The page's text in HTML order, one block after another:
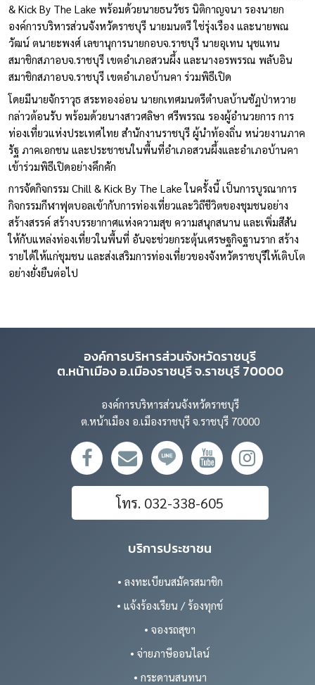
& Kick By The Lake พร้อมด้วยนายธนวัชร นิติกาญจนา รองนายก
องค์การบริหารส่วนจังหวัดราชบุรี นายมนตรี ใช่รุ่งเรือง และนายพณ
วัฒน์ ตนายะพงศ์ เลขานุการนายกอบจ.ราชบุรี นายอุเทน นุชแทน
สมาชิกสภาอบจ.ราชบุรี เขตอำเภอสวนผึ้ง และนางอรพรรณ พลับอิน
สมาชิกสภาอบจ.ราชบุรี เขตอำเภอบ้านคา ร่วมพิธีเปิด
โดยมีนายจักราวุธ สระทองอ่อน นายกเทศมนตรีตำบลบ้านชัฏป่าหวาย
กล่าวต้อนรับ พร้อมด้วยนางสาวศลิษา ศรีพรรณ รองผู้อำนวยการ การ
ท่องเที่ยวแห่งประเทศไทย สำนักงานราชบุรี ผู้นำท้องถิ่น หน่วยงานภาค
รัฐ ภาคเอกชน และประชาชนในพื้นที่อำเภอสวนผึ้งและอำเภอบ้านคา
เข้าร่วมพิธีเปิดอย่างคึกคัก
การจัดกิจกรรม Chill & Kick By The Lake ในครั้งนี้ เป็นการบูรณาการ
กิจกรรมกีฬาฟุตบอลเข้ากับการท่องเที่ยวและวิถีชีวิตของชุมชนอย่าง
สร้างสรรค์ สร้างบรรยากาศแห่งความสุข ความสนุกสนาน และเพิ่มสีสัน
ให้กับแหล่งท่องเที่ยวในพื้นที่ อันจะช่วยกระตุ้นเศรษฐกิจฐานราก สร้าง
รายได้ให้แก่ชุมชน และส่งเสริมการท่องเที่ยวของจังหวัดราชบุรีให้เติบโต
อย่างยั่งยืนต่อไป
องค์การบริหารส่วนจังหวัดราชบุรี
ต.หน้าเมือง อ.เมืองราชบุรี จ.ราชบุรี 70000
องค์การบริหารส่วนจังหวัดราชบุรี
ต.หน้าเมือง อ.เมืองราชบุรี จ.ราชบุรี 70000
โทร. 032-338-605
บริการประชาชน
• ลงทะเบียนสมัครสมาชิก
• แจ้งร้องเรียน / ร้องทุกข์
• จองรถสุขา
• จ่ายภาษีออนไลน์
• กระดานสนทนา